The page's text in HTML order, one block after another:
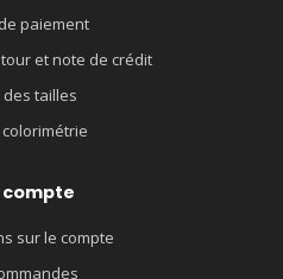
paiement
et note de crédit
des tailles
compte
sur le compte